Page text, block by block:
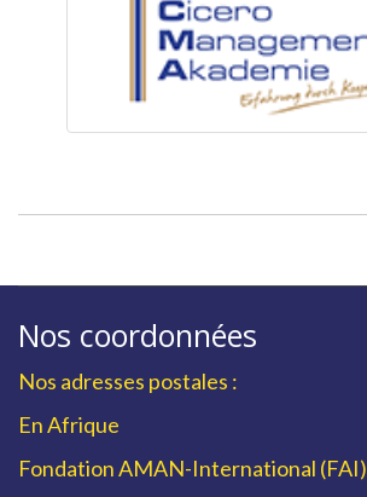
Nos coordonnées
Nos adresses postales :
En Afrique
Fondation AMAN-International (FAI)